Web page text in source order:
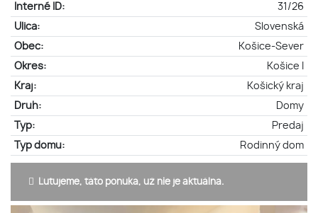
Interné ID:
31/26
Ulica:
Slovenská
Obec:
Košice-Sever
Okres:
Košice I
Kraj:
Košický kraj
Druh:
Domy
Typ:
Predaj
Typ domu:
Rodinný dom
Ľutujeme, táto ponuka, už nie je aktuálna.